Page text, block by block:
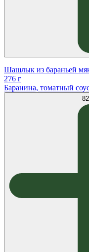
Шашлык из бараньей
276 г
Баранина, томатный